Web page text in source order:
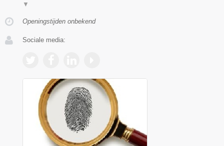
▼
Openingstijden onbekend
Sociale media: